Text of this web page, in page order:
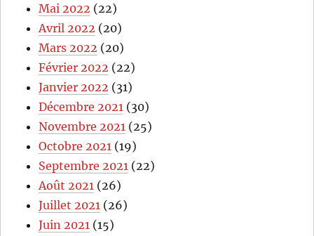
Mai 2022 (22)
Avril 2022 (20)
Mars 2022 (20)
Février 2022 (22)
Janvier 2022 (31)
Décembre 2021 (30)
Novembre 2021 (25)
Octobre 2021 (19)
Septembre 2021 (22)
Août 2021 (26)
Juillet 2021 (26)
Juin 2021 (15)